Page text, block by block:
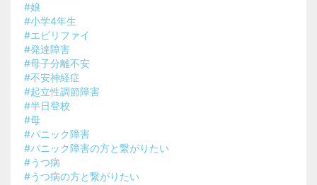
#娘
#小学4年生
#エビリファイ
#発達障害
#母子分離不安
#不安神経症
#起立性調節障害
#半日登校
#母
#パニック障害
#パニック障害の方と繋がりたい
#うつ病
#うつ病の方と繋がりたい